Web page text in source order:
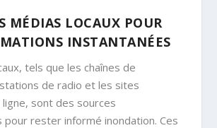
MÉDIAS LOCAUX POUR
INSTANTANÉES
tels que les chaînes de
de radio et les sites
ligne, sont des sources
pour rester informé inondation. Ces